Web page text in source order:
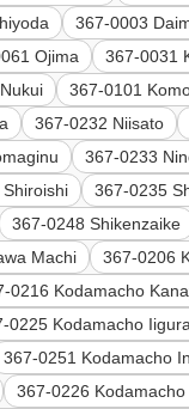
367-0003
Ojima 367-0031
367-0101
367-0232 Niisato
367-0233
367-0235
367-0248 Shikenzaike
Machi
367-0206
0216 Kodamacho
0225 Kodamacho Iigura
367-0251 Kodamacho
367-0226